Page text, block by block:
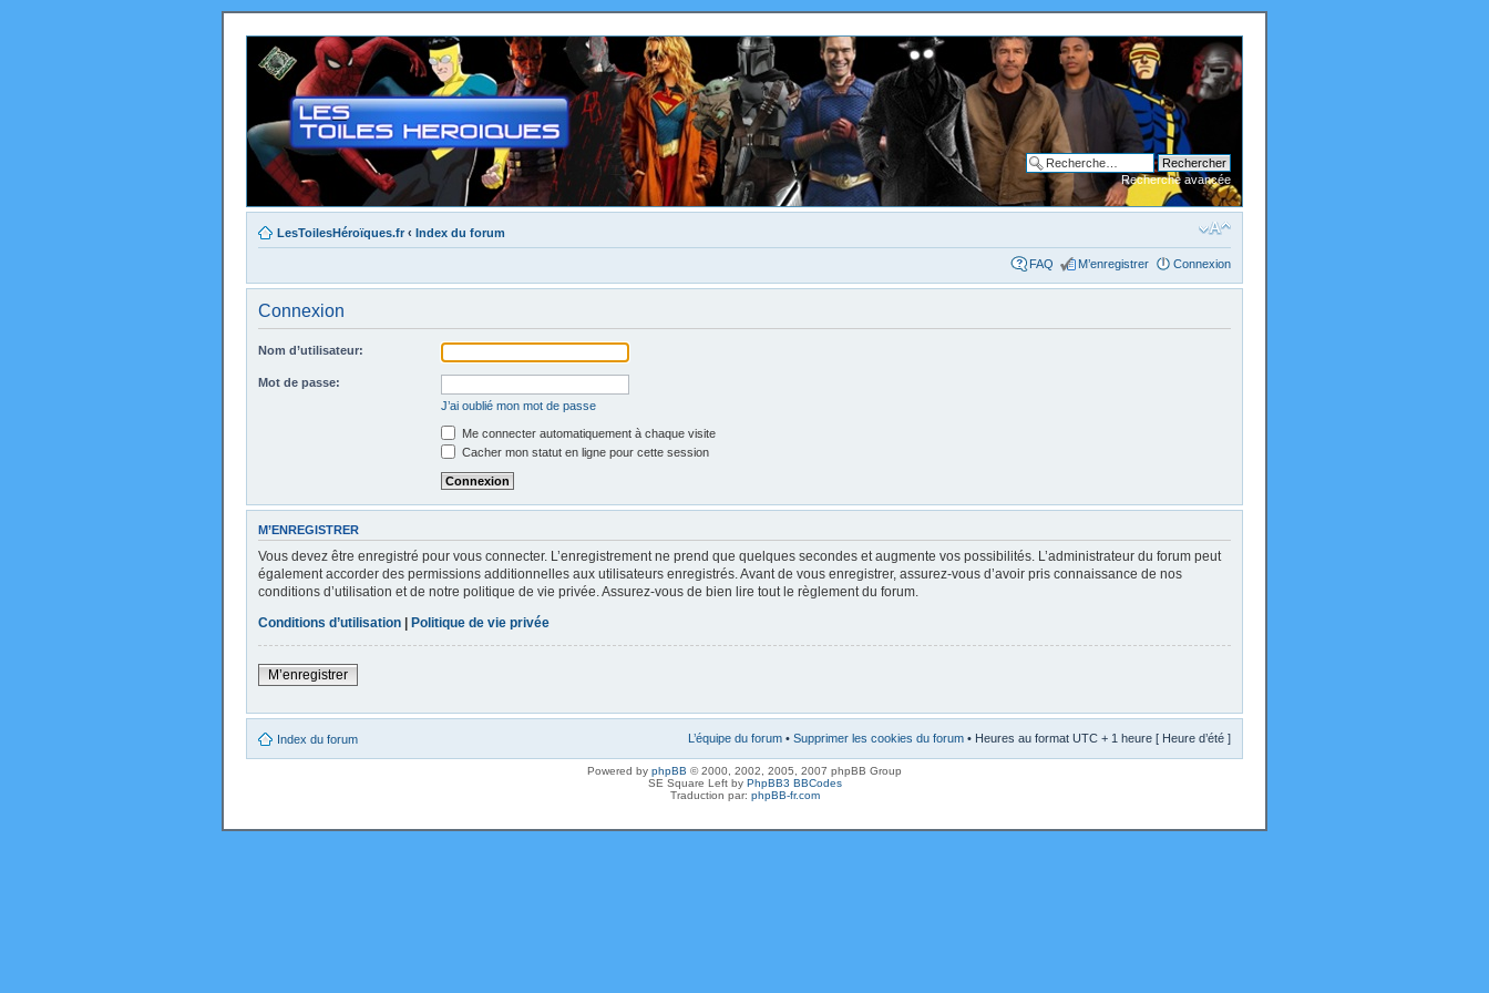
Recherche avancée
LesToilesHéroïques.fr ‹ Index du forum
FAQ M’enregistrer Connexion
Connexion
Nom d’utilisateur:
Mot de passe:
J’ai oublié mon mot de passe
Me connecter automatiquement à chaque visite
Cacher mon statut en ligne pour cette session
M’ENREGISTRER
Vous devez être enregistré pour vous connecter. L’enregistrement ne prend que quelques secondes et augmente vos possibilités. L’administrateur du forum peut
également accorder des permissions additionnelles aux utilisateurs enregistrés. Avant de vous enregistrer, assurez-vous d’avoir pris connaissance de nos
conditions d’utilisation et de notre politique de vie privée. Assurez-vous de bien lire tout le règlement du forum.
Conditions d’utilisation | Politique de vie privée
M’enregistrer
Index du forum L’équipe du forum • Supprimer les cookies du forum • Heures au format UTC + 1 heure [ Heure d’été ]
Powered by phpBB © 2000, 2002, 2005, 2007 phpBB Group
SE Square Left by PhpBB3 BBCodes
Traduction par: phpBB-fr.com